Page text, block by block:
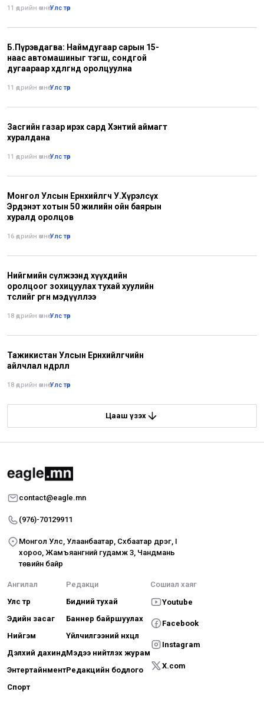
11 өдрийн өмнө•Улс төр
Б.Пүрэвдагва: Наймдугаар сарын 15-
наас автомашиныг тэгш, сондгой
дугаараар хөдөлгөөнд оролцуулна
11 өдрийн өмнө•Улс төр
Засгийн газар ирэх сард Хэнтий аймагт
хуралдана
11 өдрийн өмнө•Улс төр
Монгол Улсын Ерөнхийлөгч У.Хүрэлсүх
Эрдэнэт хотын 50 жилийн ойн баярын
хуралд оролцов
16 өдрийн өмнө•Улс төр
Нийгмийн сүлжээнд хүүхдийн
оролцоог зохицуулах тухай хуулийн
төслийг өргөн мэдүүллээ
18 өдрийн өмнө•Улс төр
Тажикистан Улсын Ерөнхийлөгчийн
айлчлал өндөрлөлөө
18 өдрийн өмнө•Улс төр
Цааш үзэх
contact@eagle.mn
(976)-70129911
Монгол Улс, Улаанбаатар, Сүхбаатар дүүрэг, I
хороо, Жамъяангүний гудамж 3, Чандмань
төвийн байр
Ангилал
Улс төр
Эдийн засаг
Нийгэм
Дэлхий дахинд
Энтертайнмент
Спорт
Редакци
Бидний тухай
Баннер байршуулах
Үйлчилгээний нөхцөл
Мэдээ нийтлэх журам
Редакцийн бодлого
Сошиал хаяг
Youtube
Facebook
Instagram
X.com